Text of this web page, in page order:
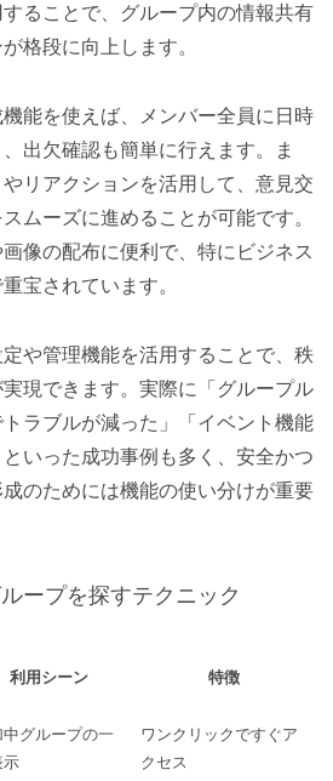
ることで、グループ内の情報共有
格段に向上します。
能を使えば、メンバー全員に日時
出欠確認も簡単に行えます。ま
リアクションを活用して、意見交
ムーズに進めることが可能です。
像の配布に便利で、特にビジネス
宝されています。
や管理機能を活用することで、秩
現できます。実際に「グループル
ラブルが減った」「イベント機能
いった成功事例も多く、安全かつ
のためには機能の使い分けが重要
ープを探すテクニック
利用シーン 特徴
中グループの一
示
ワンクリックですぐア
クセス